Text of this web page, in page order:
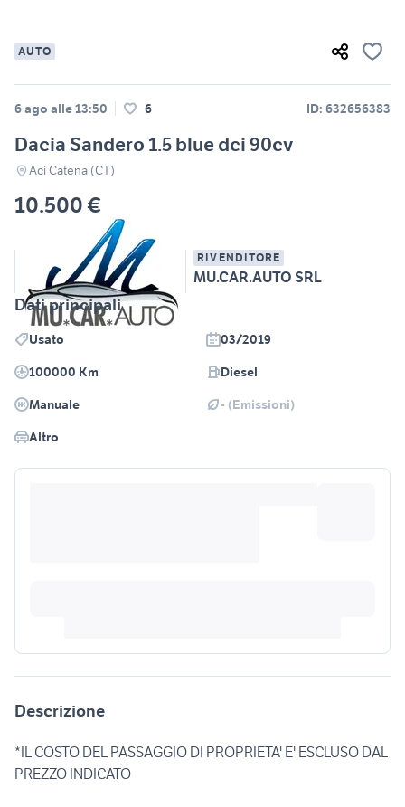
AUTO
6 ago alle 13:50 6 ID: 632656383
Dacia Sandero 1.5 blue dci 90cv
Aci Catena (CT)
10.500 €
RIVENDITORE
MU.CAR.AUTO SRL
Dati principali
Usato
03/2019
100000 Km
Diesel
Manuale
- (Emissioni)
Altro
Descrizione
*IL COSTO DEL PASSAGGIO DI PROPRIETA' E' ESCLUSO DAL
PREZZO INDICATO